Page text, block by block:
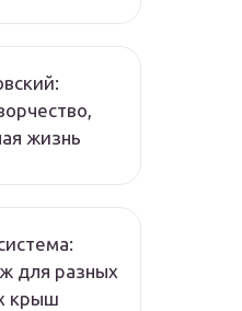
жизнь
для разных
крыш